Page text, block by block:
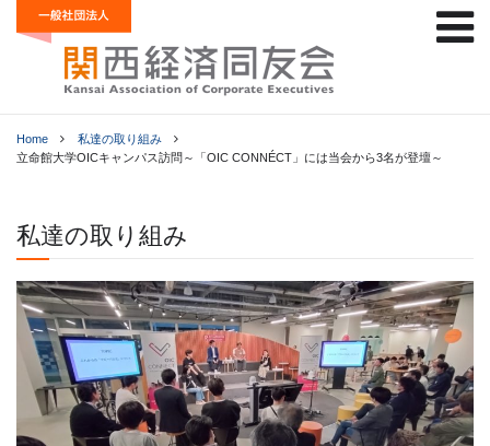
Home
私達の取り組み
立命館大学OICキャンパス訪問～「OIC CONNÉCT」には当会から3名が登壇～
私達の取り組み